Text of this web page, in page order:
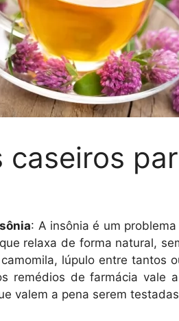
caseiros
: A insônia é um
relaxa de forma natural,
lúpulo entre tantos
remédios de farmácia vale
valem a pena serem